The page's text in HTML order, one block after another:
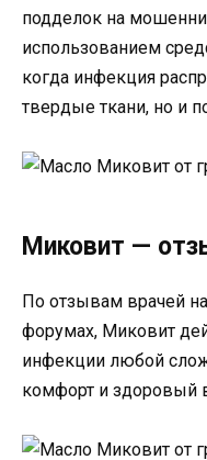
подделок на
использованием
когда инфекция
твердые ткани, но и
Миковит —
По отзывам врачей
форумах, Миковит
инфекции любой
комфорт и здоровый